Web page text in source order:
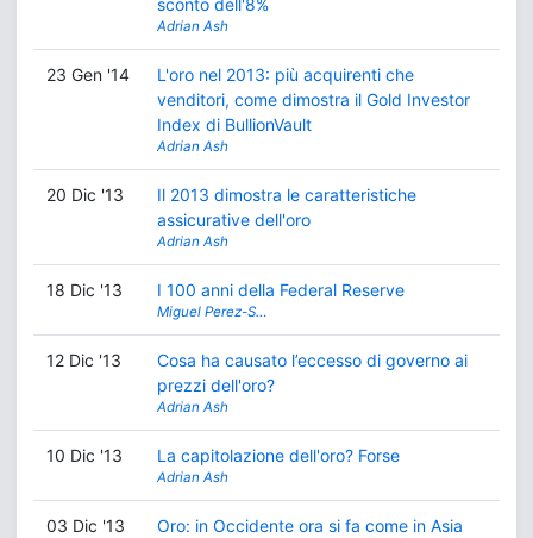
sconto dell'8%
Adrian Ash
23 Gen '14
L'oro nel 2013: più acquirenti che
venditori, come dimostra il Gold Investor
Index di BullionVault
Adrian Ash
20 Dic '13
Il 2013 dimostra le caratteristiche
assicurative dell'oro
Adrian Ash
18 Dic '13 I 100 anni della Federal Reserve
Miguel Perez-S…
12 Dic '13
Cosa ha causato l’eccesso di governo ai
prezzi dell'oro?
Adrian Ash
10 Dic '13 La capitolazione dell'oro? Forse
Adrian Ash
03 Dic '13 Oro: in Occidente ora si fa come in Asia